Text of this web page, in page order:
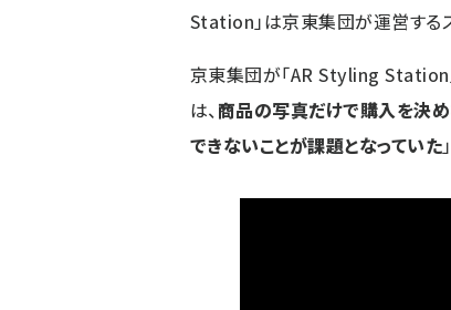
Station」は京東集団が運営する
京東集団が「AR Styling Station
は、商品の写真だけで購入を決
できないことが課題となっていた